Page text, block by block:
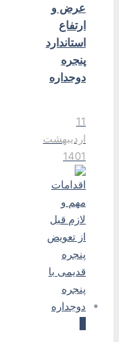
عرض و
ارتفاع
استاندارد
پنجره
دوجداره
11
اردیبهشت
1401